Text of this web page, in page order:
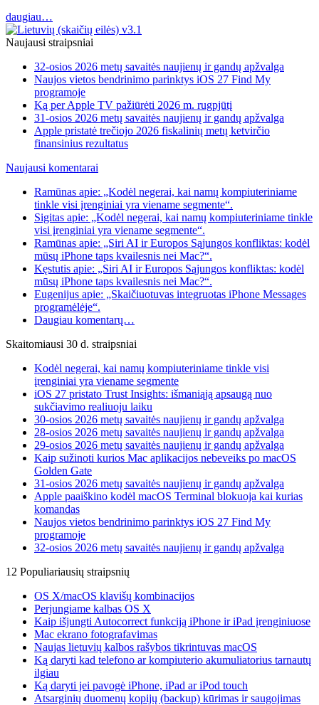
daugiau…
Naujausi straipsniai
32-osios 2026 metų savaitės naujienų ir gandų apžvalga
Naujos vietos bendrinimo parinktys iOS 27 Find My
programoje
Ką per Apple TV pažiūrėti 2026 m. rugpjūtį
31-osios 2026 metų savaitės naujienų ir gandų apžvalga
Apple pristatė trečiojo 2026 fiskalinių metų ketvirčio
finansinius rezultatus
Naujausi komentarai
Ramūnas apie: „Kodėl negerai, kai namų kompiuteriniame
tinkle visi įrenginiai yra viename segmente“.
Sigitas apie: „Kodėl negerai, kai namų kompiuteriniame tinkle
visi įrenginiai yra viename segmente“.
Ramūnas apie: „Siri AI ir Europos Sąjungos konfliktas: kodėl
mūsų iPhone taps kvailesnis nei Mac?“.
Kęstutis apie: „Siri AI ir Europos Sąjungos konfliktas: kodėl
mūsų iPhone taps kvailesnis nei Mac?“.
Eugenijus apie: „Skaičiuotuvas integruotas iPhone Messages
programėlėje“.
Daugiau komentarų…
Skaitomiausi 30 d. straipsniai
Kodėl negerai, kai namų kompiuteriniame tinkle visi
įrenginiai yra viename segmente
iOS 27 pristato Trust Insights: išmaniąją apsaugą nuo
sukčiavimo realiuoju laiku
30-osios 2026 metų savaitės naujienų ir gandų apžvalga
28-osios 2026 metų savaitės naujienų ir gandų apžvalga
29-osios 2026 metų savaitės naujienų ir gandų apžvalga
Kaip sužinoti kurios Mac aplikacijos nebeveiks po macOS
Golden Gate
31-osios 2026 metų savaitės naujienų ir gandų apžvalga
Apple paaiškino kodėl macOS Terminal blokuoja kai kurias
komandas
Naujos vietos bendrinimo parinktys iOS 27 Find My
programoje
32-osios 2026 metų savaitės naujienų ir gandų apžvalga
12 Populiariausių straipsnių
OS X/macOS klavišų kombinacijos
Perjungiame kalbas OS X
Kaip išjungti Autocorrect funkciją iPhone ir iPad įrenginiuose
Mac ekrano fotografavimas
Naujas lietuvių kalbos rašybos tikrintuvas macOS
Ką daryti kad telefono ar kompiuterio akumuliatorius tarnautų
ilgiau
Ką daryti jei pavogė iPhone, iPad ar iPod touch
Atsarginių duomenų kopijų (backup) kūrimas ir saugojimas